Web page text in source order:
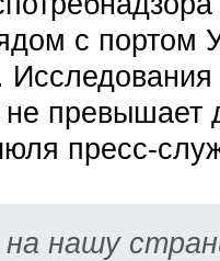
с портом
не превышает
пресс-
нашу